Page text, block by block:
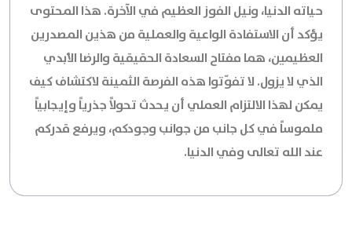
حياته الدنيا، ونيل الفوز العظيم في الآخرة. هذا المحتوى
يؤكد أن الاستفادة الواعية والعملية من هذين المصدرين
العظيمين، هما مفتاح السعادة الحقيقية والرضا الأبدي
الذي لا يزول. لا تفوّتوا هذه الفرصة الثمينة لاكتشاف كيف
يمكن لهذا الالتزام العملي أن يحدث تحولاً جذرياً وإيجابياً
ملموساً في كل جانب من جوانب وجودكم، ويرفع قدركم
عند الله تعالى وفي الدنيا.